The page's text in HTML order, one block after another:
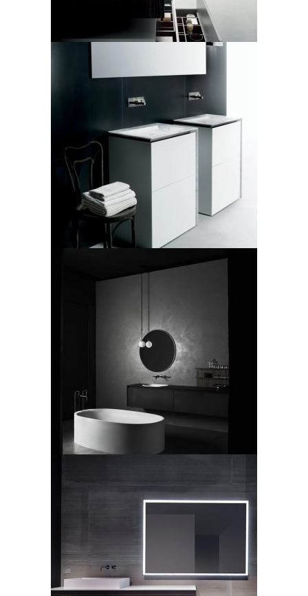
Boffi, sistema bagno modello
B15
Boffi, sistema bagno Free
Zone
LEGGI TUTTO
Casabath, mobile bagno
collezione Wall
LEGGI TUTTO